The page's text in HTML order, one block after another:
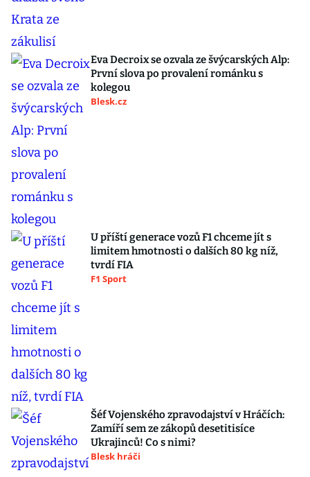
Eva Decroix se ozvala ze švýcarských Alp:
První slova po provalení románku s
kolegou
Blesk.cz
U příští generace vozů F1 chceme jít s
limitem hmotnosti o dalších 80 kg níž,
tvrdí FIA
F1 Sport
Šéf Vojenského zpravodajství v Hráčích:
Zamíří sem ze zákopů desetitisíce
Ukrajinců! Co s nimi?
Blesk hráči